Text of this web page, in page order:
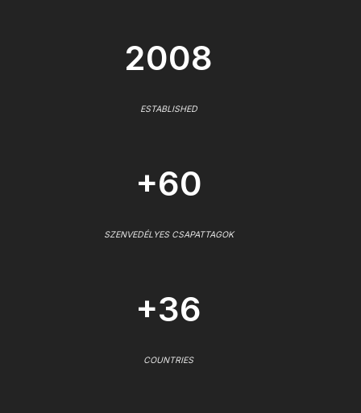
2008
ESTABLISHED
+60
SZENVEDÉLYES CSAPATTAGOK
+36
COUNTRIES